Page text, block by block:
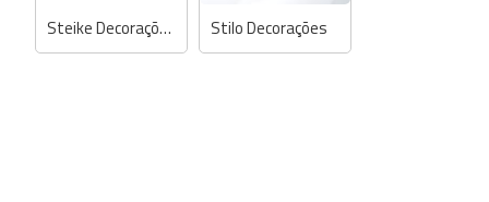
Steike Decorações Stilo Decorações